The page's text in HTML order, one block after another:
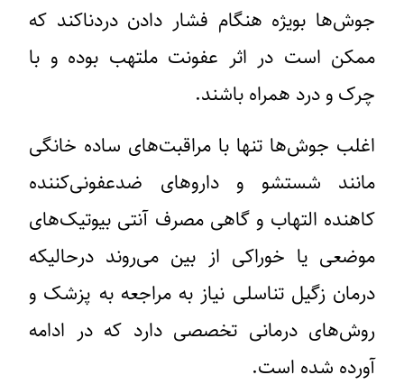
جوش‌ها بویژه هنگام فشار دادن دردناکند که
ممکن است در اثر عفونت ملتهب بوده و با
چرک و درد همراه باشند.
اغلب جوش‌ها تنها با مراقبت‌های ساده خانگی
مانند شستشو و داروهای ضدعفونی‌کننده
کاهنده التهاب و گاهی مصرف آنتی بیوتیک‌های
موضعی یا خوراکی از بین می‌روند درحالیکه
درمان زگیل تناسلی نیاز به مراجعه به پزشک و
روش‌های درمانی تخصصی دارد که در ادامه
آورده شده است.